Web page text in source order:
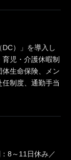
DC）」を導入し
児・介護休暇制
生命保険、メン
制度、通勤手当
8～11日休み／